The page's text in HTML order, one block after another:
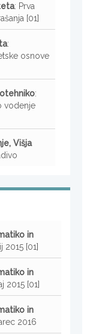
: Prva
[01]
:
osnove
:
vodenje
Višja
in
2015 [01]
in
2015 [01]
in
2016